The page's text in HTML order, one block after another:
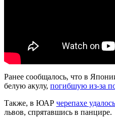
Ранее сообщалось, что в
белую акулу, погибшую из-за
Также, в ЮАР черепахе
львов, спрятавшись в панцире.